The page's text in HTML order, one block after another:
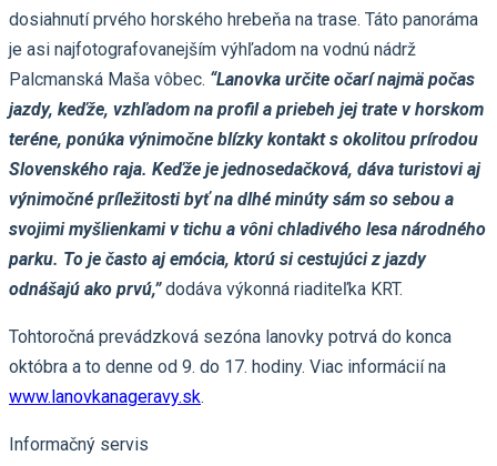
dosiahnutí prvého horského hrebeňa na trase. Táto panoráma
je asi najfotografovanejším výhľadom na vodnú nádrž
Palcmanská Maša vôbec. “Lanovka určite očarí najmä počas
jazdy, keďže, vzhľadom na profil a priebeh jej trate v horskom
teréne, ponúka výnimočne blízky kontakt s okolitou prírodou
Slovenského raja. Keďže je jednosedačková, dáva turistovi aj
výnimočné príležitosti byť na dlhé minúty sám so sebou a
svojimi myšlienkami v tichu a vôni chladivého lesa národného
parku. To je často aj emócia, ktorú si cestujúci z jazdy
odnášajú ako prvú,”dodáva výkonná riaditeľka KRT.
Tohtoročná prevádzková sezóna lanovky potrvá do konca
októbra a to denne od 9. do 17. hodiny. Viac informácií na
www.lanovkanageravy.sk.
Informačný servis